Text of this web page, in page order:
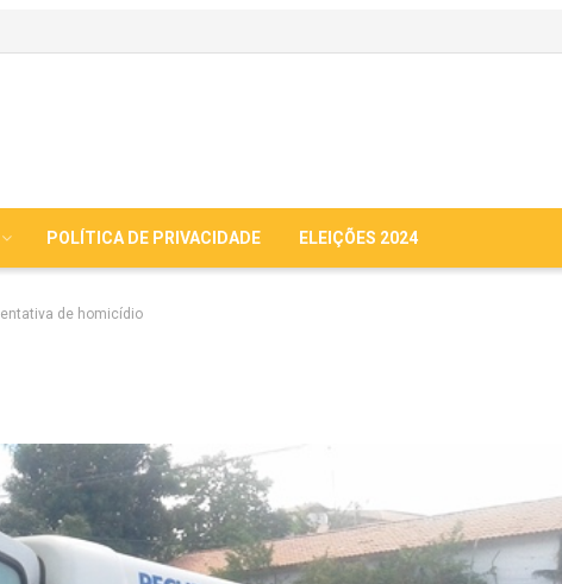
POLÍTICA DE PRIVACIDADE ELEIÇÕES 2024
de homicídio